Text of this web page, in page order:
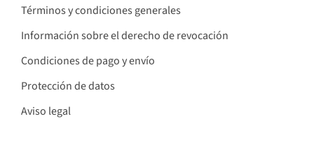
Términos y condiciones generales
Información sobre el derecho de revocación
Condiciones de pago y envío
Protección de datos
Aviso legal